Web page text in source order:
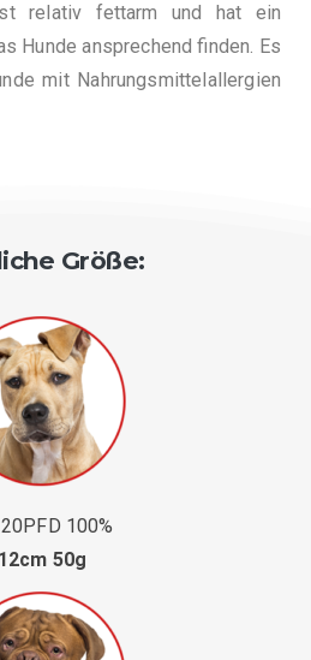
relativ fettarm und hat ein
Hunde ansprechend finden. Es
mit Nahrungsmittelallergien
Größe:
100%
12cm 50g